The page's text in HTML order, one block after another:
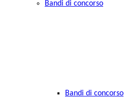
Bandi di concorso
Bandi di concorso